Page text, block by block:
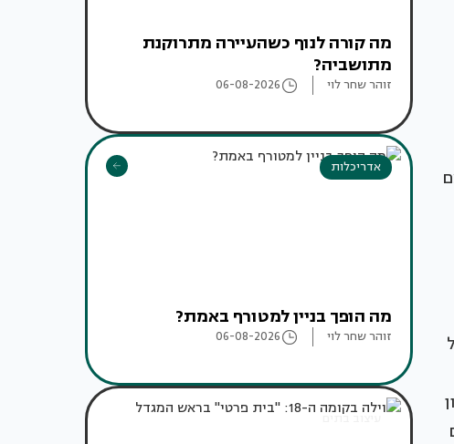
מה קורה לנוף כשהעיירה מתרוקנת
מתושביה?
זוהר שחר לוי 06-08-2026
אדריכלות
מה הופך בניין למטורף באמת?
זוהר שחר לוי 06-08-2026
עיצוב בתים